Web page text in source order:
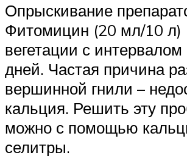
Опрыскивание
Фитомицин (20 мл/10 л)
вегетации с интервалом
дней. Частая причина
вершинной гнили –
кальция. Решить эту
можно с помощью
селитры.